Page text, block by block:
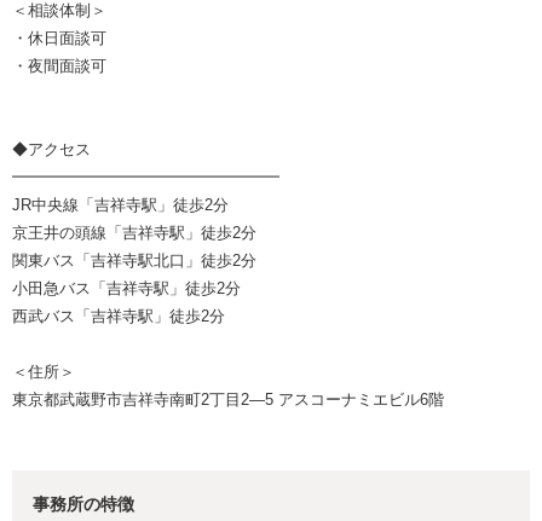
＜相談体制＞
・休日面談可
・夜間面談可
◆アクセス
━━━━━━━━━━━━━━━━━
JR中央線「吉祥寺駅」徒歩2分
京王井の頭線「吉祥寺駅」徒歩2分
関東バス「吉祥寺駅北口」徒歩2分
小田急バス「吉祥寺駅」徒歩2分
西武バス「吉祥寺駅」徒歩2分
＜住所＞
東京都武蔵野市吉祥寺南町2丁目2―5 アスコーナミエビル6階
事務所の特徴